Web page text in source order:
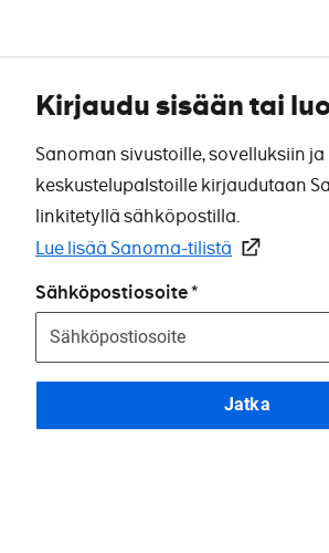
Kirjaudu sisään tai
Sanoman sivustoille, sovelluksiin ja
keskustelupalstoille kirjaudutaan
linkitetyllä sähköpostilla.
Lue lisää Sanoma-tilistä
Sähköpostiosoite
Jatka